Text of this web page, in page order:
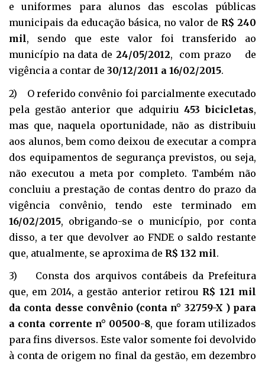
e uniformes para alunos das escolas públicas
municipais da educação básica, no valor de R$ 240
mil, sendo que este valor foi transferido ao
município na data de 24/05/2012, com prazo de
vigência a contar de 30/12/2011 a 16/02/2015.
2) O referido convênio foi parcialmente executado
pela gestão anterior que adquiriu453 bicicletas,
mas que, naquela oportunidade, não as distribuiu
aos alunos, bem como deixou de executar a compra
dos equipamentos de segurança previstos, ou seja,
não executou a meta por completo. Também não
concluiu a prestação de contas dentro do prazo da
vigência convênio, tendo este terminado em
16/02/2015, obrigando-se o município, por conta
disso, a ter que devolver ao FNDE o saldo restante
que, atualmente, se aproxima de R$ 132 mil.
3) Consta dos arquivos contábeis da Prefeitura
que, em 2014, a gestão anterior retirou R$ 121 mil
da conta desse convênio (conta n° 32759-X ) para
a conta corrente n° 00500-8, que foram utilizados
para fins diversos. Este valor somente foi devolvido
à conta de origem no final da gestão, em dezembro